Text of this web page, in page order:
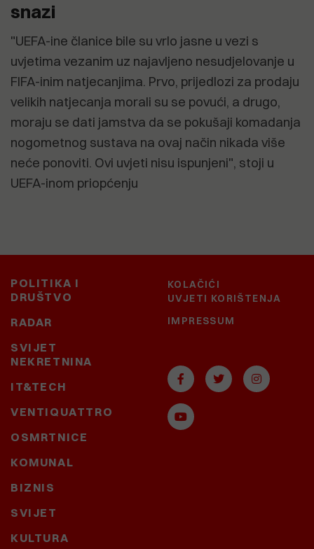
snazi
"UEFA-ine članice bile su vrlo jasne u vezi s
uvjetima vezanim uz najavljeno nesudjelovanje u
FIFA-inim natjecanjima. Prvo, prijedlozi za prodaju
velikih natjecanja morali su se povući, a drugo,
moraju se dati jamstva da se pokušaji komadanja
nogometnog sustava na ovaj način nikada više
neće ponoviti. Ovi uvjeti nisu ispunjeni", stoji u
UEFA-inom priopćenju
POLITIKA I
DRUŠTVO
RADAR
SVIJET
NEKRETNINA
IT&TECH
VENTIQUATTRO
OSMRTNICE
KOMUNAL
BIZNIS
SVIJET
KULTURA
KOLAČIĆI
UVJETI KORIŠTENJA
IMPRESSUM